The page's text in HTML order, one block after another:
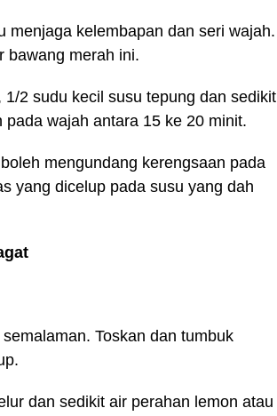
menjaga kelembapan dan seri wajah.
bawang merah ini.
2 sudu kecil susu tepung dan sedikit
wajah antara 15 ke 20 minit.
mengundang kerengsaan pada
yang dicelup pada susu yang dah
Toskan dan tumbuk
dan sedikit air perahan lemon atau